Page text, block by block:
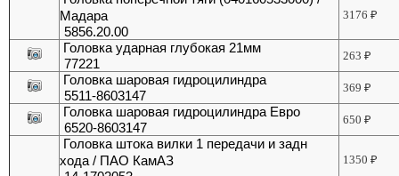
Мадара
5856.20.00
3176₽
Головка ударная глубокая 21мм
77221
263₽
Головка шаровая гидроцилиндра
5511-8603147
369₽
Головка шаровая гидроцилиндра Евро
6520-8603147
650₽
Головка штока вилки 1 передачи и задн
хода / ПАО КамАЗ
1350₽